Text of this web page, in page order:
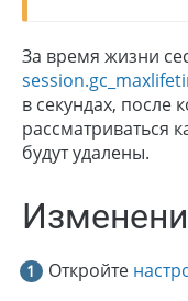
За время жизни
в секундах, после
рассматриваться
будут удалены.
Откройте